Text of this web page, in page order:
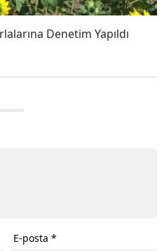
Denetim Yapıldı
E-posta*